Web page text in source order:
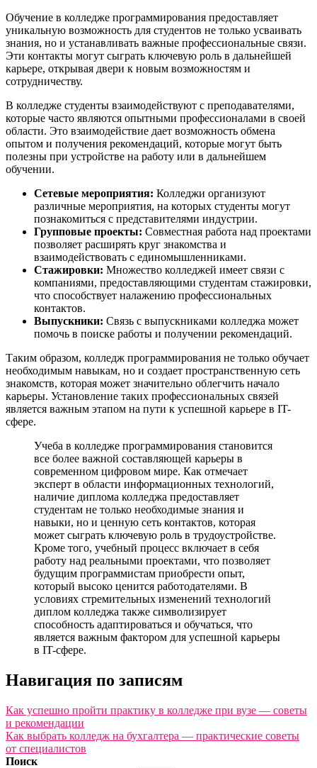
Обучение в колледже программирования предоставляет
уникальную возможность для студентов не только усваивать
знания, но и устанавливать важные профессиональные связи.
Эти контакты могут сыграть ключевую роль в дальнейшей
карьере, открывая двери к новым возможностям и
сотрудничеству.
В колледже студенты взаимодействуют с преподавателями,
которые часто являются опытными профессионалами в своей
области. Это взаимодействие дает возможность обмена
опытом и получения рекомендаций, которые могут быть
полезны при устройстве на работу или в дальнейшем
обучении.
Сетевые мероприятия: Колледжи организуют
различные мероприятия, на которых студенты могут
познакомиться с представителями индустрии.
Групповые проекты: Совместная работа над проектами
позволяет расширять круг знакомства и
взаимодействовать с единомышленниками.
Стажировки: Множество колледжей имеет связи с
компаниями, предоставляющими студентам стажировки,
что способствует налажению профессиональных
контактов.
Выпускники: Связь с выпускниками колледжа может
помочь в поиске работы и получении рекомендаций.
Таким образом, колледж программирования не только обучает
необходимым навыкам, но и создает пространственную сеть
знакомств, которая может значительно облегчить начало
карьеры. Установление таких профессиональных связей
является важным этапом на пути к успешной карьере в IT-
сфере.
Учеба в колледже программирования становится
все более важной составляющей карьеры в
современном цифровом мире. Как отмечает
эксперт в области информационных технологий,
наличие диплома колледжа предоставляет
студентам не только необходимые знания и
навыки, но и ценную сеть контактов, которая
может сыграть ключевую роль в трудоустройстве.
Кроме того, учебный процесс включает в себя
работу над реальными проектами, что позволяет
будущим программистам приобрести опыт,
который высоко ценится работодателями. В
условиях стремительных изменений технологий
диплом колледжа также символизирует
способность адаптироваться и обучаться, что
является важным фактором для успешной карьеры
в IT-сфере.
Навигация по записям
Как успешно пройти практику в колледже при вузе — советы
и рекомендации
Как выбрать колледж на бухгалтера — практические советы
от специалистов
Поиск